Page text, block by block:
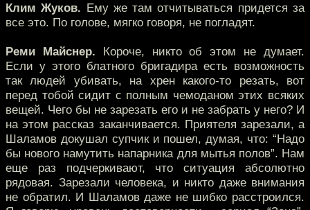
Клим Жуков. Ему же там отчитываться придется за
все это. По голове, мягко говоря, не погладят.
Реми Майснер. Короче, никто об этом не думает.
Если у этого блатного бригадира есть возможность
так людей убивать, на хрен какого-то резать, вот
перед тобой сидит с полным чемоданом этих всяких
вещей. Чего бы не зарезать его и не забрать у него? И
на этом рассказ заканчивается. Приятеля зарезали, а
Шаламов докушал супчик и пошел, думая, что: “Надо
бы нового намутить напарника для мытья полов”. Нам
еще раз подчеркивают, что ситуация абсолютно
рядовая. Зарезали человека, и никто даже внимания
не обратил. И Шаламов даже не шибко расстроился.